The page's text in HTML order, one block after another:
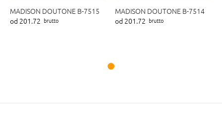
MADISON DOUTONE B-7515
od 201.72 brutto
MADISON DOUTONE B-7514
od 201.72 brutto
Na wymiar Na wymiar